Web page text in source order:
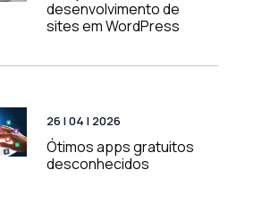
desenvolvimento de
sites em WordPress
26 | 04 | 2026
Ótimos apps gratuitos
desconhecidos